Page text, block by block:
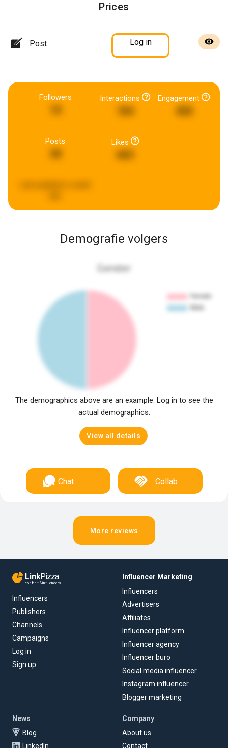
Prices
Post Log in
Followers Interactions
184
Engagement
450
Posts Likes
683
Demografie volgers
Gender
The demographics above are an example. Log in to see the
actual demographics.
View all details
Chat Collab
More reviews
LinkPizza
content & influencers
Influencers
Publishers
Channels
Campaigns
Log in
Sign up
Influencer Marketing
Influencers
Advertisers
Affiliates
Influencer platform
Influencer agency
Influencer buro
Social media influencer
Instagram influencer
Blogger marketing
News
Blog
LinkedIn
Company
About us
Contact